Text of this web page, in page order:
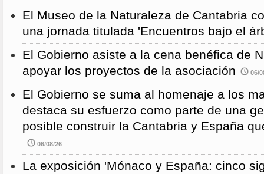
El Museo de la Naturaleza de Cantabria
una jornada titulada 'Encuentros bajo el
El Gobierno asiste a la cena benéfica de
apoyar los proyectos de la asociación
06/
El Gobierno se suma al homenaje a los
destaca su esfuerzo como parte de una
posible construir la Cantabria y España
06/08/26
La exposición 'Mónaco y España: cinco